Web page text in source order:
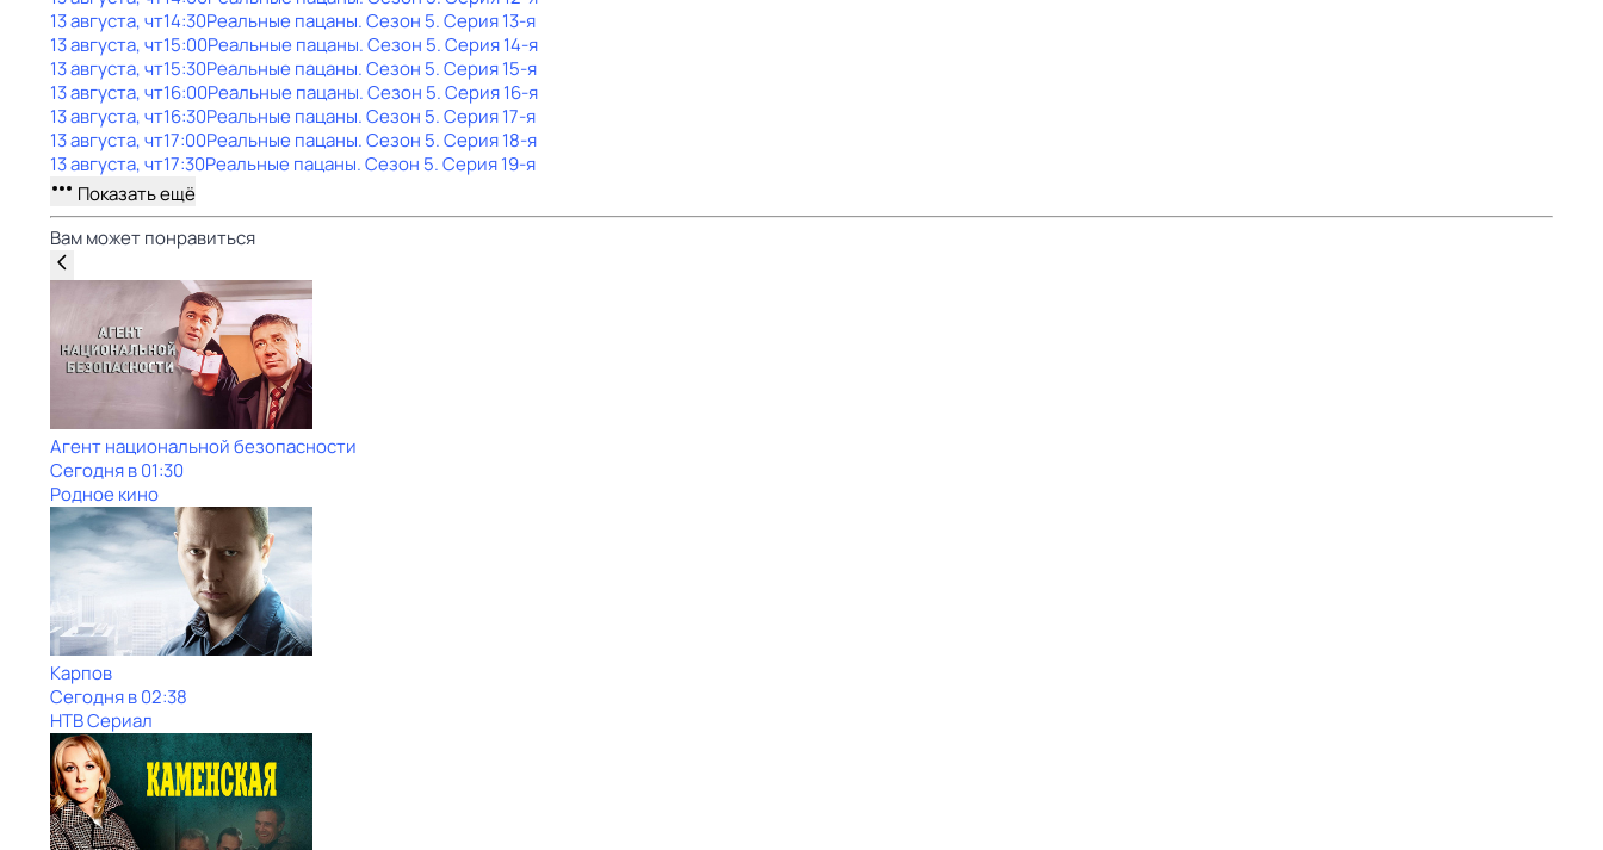
13 августа, чт14:30Реальные пацаны. Сезон 5. Серия 13-я
13 августа, чт15:00Реальные пацаны. Сезон 5. Серия 14-я
13 августа, чт15:30Реальные пацаны. Сезон 5. Серия 15-я
13 августа, чт16:00Реальные пацаны. Сезон 5. Серия 16-я
13 августа, чт16:30Реальные пацаны. Сезон 5. Серия 17-я
13 августа, чт17:00Реальные пацаны. Сезон 5. Серия 18-я
13 августа, чт17:30Реальные пацаны. Сезон 5. Серия 19-я
Показать ещё
Вам может понравиться
Агент национальной безопасности
Сегодня в 01:30
Родное кино
Карпов
Сегодня в 02:38
НТВ Сериал